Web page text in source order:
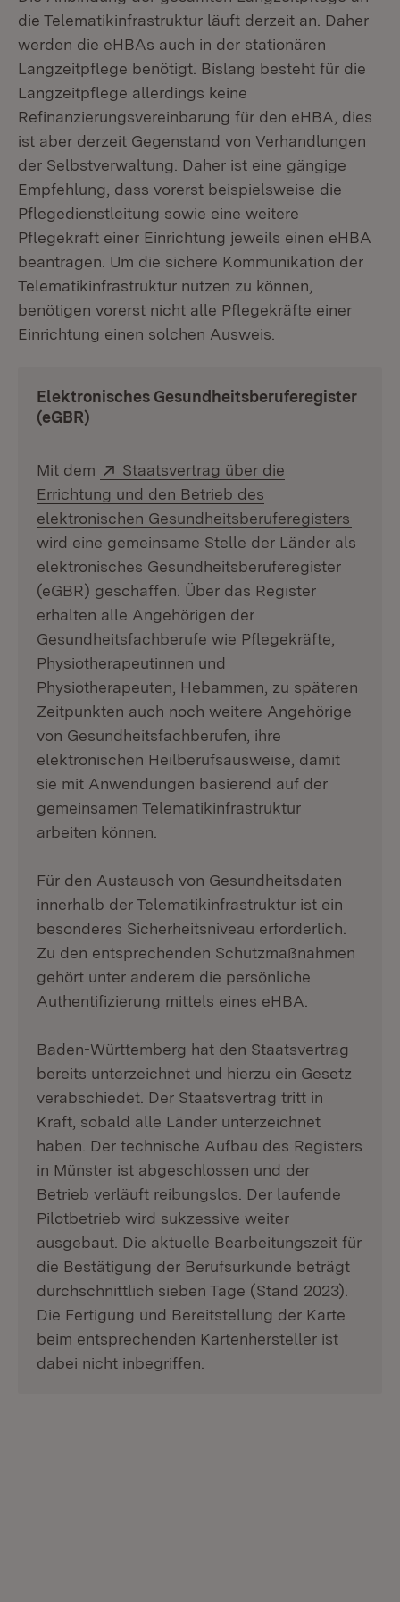
die Telematikinfrastruktur läuft derzeit an. Daher
werden die eHBAs auch in der stationären
Langzeitpflege benötigt. Bislang besteht für die
Langzeitpflege allerdings keine
Refinanzierungsvereinbarung für den eHBA, dies
ist aber derzeit Gegenstand von Verhandlungen
der Selbstverwaltung. Daher ist eine gängige
Empfehlung, dass vorerst beispielsweise die
Pflegedienstleitung sowie eine weitere
Pflegekraft einer Einrichtung jeweils einen eHBA
beantragen. Um die sichere Kommunikation der
Telematikinfrastruktur nutzen zu können,
benötigen vorerst nicht alle Pflegekräfte einer
Einrichtung einen solchen Ausweis.
Elektronisches Gesundheitsberuferegister
(eGBR)
Mit dem Extern:
Staatsvertrag über die
Errichtung und den Betrieb des
elektronischen Gesundheitsberuferegisters
wird eine gemeinsame Stelle der Länder als
elektronisches Gesundheitsberuferegister
(eGBR) geschaffen. Über das Register
erhalten alle Angehörigen der
Gesundheitsfachberufe wie Pflegekräfte,
Physiotherapeutinnen und
Physiotherapeuten, Hebammen, zu späteren
Zeitpunkten auch noch weitere Angehörige
von Gesundheitsfachberufen, ihre
elektronischen Heilberufsausweise, damit
sie mit Anwendungen basierend auf der
gemeinsamen Telematikinfrastruktur
arbeiten können.
Für den Austausch von Gesundheitsdaten
innerhalb der Telematikinfrastruktur ist ein
besonderes Sicherheitsniveau erforderlich.
Zu den entsprechenden Schutzmaßnahmen
gehört unter anderem die persönliche
Authentifizierung mittels eines eHBA.
Baden-Württemberg hat den Staatsvertrag
bereits unterzeichnet und hierzu ein Gesetz
verabschiedet. Der Staatsvertrag tritt in
Kraft, sobald alle Länder unterzeichnet
haben. Der technische Aufbau des Registers
in Münster ist abgeschlossen und der
Betrieb verläuft reibungslos. Der laufende
Pilotbetrieb wird sukzessive weiter
ausgebaut. Die aktuelle Bearbeitungszeit für
die Bestätigung der Berufsurkunde beträgt
durchschnittlich sieben Tage (Stand 2023).
Die Fertigung und Bereitstellung der Karte
beim entsprechenden Kartenhersteller ist
dabei nicht inbegriffen.